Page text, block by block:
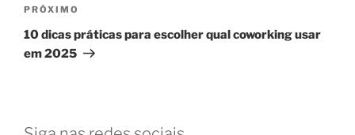
Próximo
post
PRÓXIMO
10 dicas práticas para escolher qual coworking usar
em 2025